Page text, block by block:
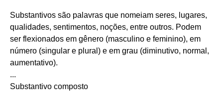
Substantivos são palavras que nomeiam seres, lugares,
qualidades, sentimentos, noções, entre outros. Podem
ser flexionados em gênero (masculino e feminino), em
número (singular e plural) e em grau (diminutivo, normal,
aumentativo).
...
Substantivo composto